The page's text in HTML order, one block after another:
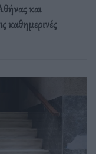
και
καθημερινές